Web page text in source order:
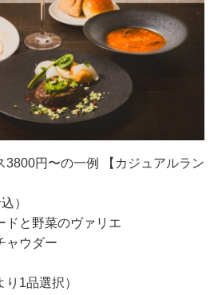
3800円〜の一例 【カジュアルラン
）
ドと野菜のヴァリエ
ャウダー
り1品選択）